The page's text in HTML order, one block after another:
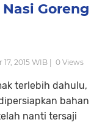
Goreng
2015 WIB | 0 Views
terlebih dahulu,
bahan
nanti tersaji